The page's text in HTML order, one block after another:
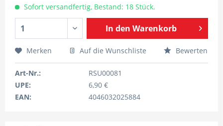
Sofort versandfertig, Bestand: 18 Stück.
In den Warenkorb
Merken Auf die Wunschliste Bewerten
Art-Nr.:
RSU00081
UPE:
6,90 €
EAN:
4046032025884